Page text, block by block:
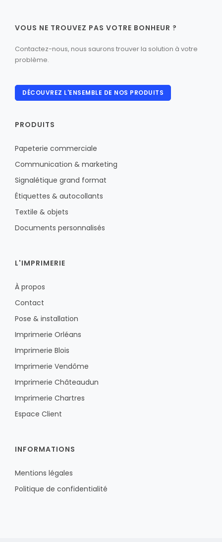
VOUS NE TROUVEZ PAS VOTRE BONHEUR ?
Contactez-nous, nous saurons trouver la solution à votre
problème.
DÉCOUVREZ L'ENSEMBLE DE NOS PRODUITS
PRODUITS
Papeterie commerciale
Communication & marketing
Signalétique grand format
Étiquettes & autocollants
Textile & objets
Documents personnalisés
L'IMPRIMERIE
À propos
Contact
Pose & installation
Imprimerie Orléans
Imprimerie Blois
Imprimerie Vendôme
Imprimerie Châteaudun
Imprimerie Chartres
Espace Client
INFORMATIONS
Mentions légales
Politique de confidentialité